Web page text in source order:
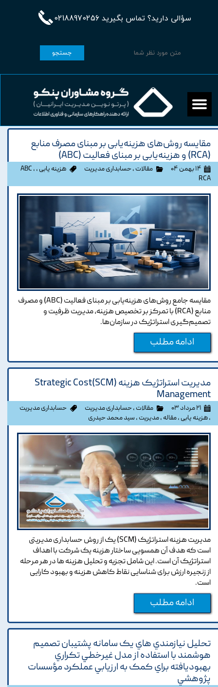
سؤالی دارید؟ تماس بگیرید 02188970256
جستجو
مقایسه روش‌های هزینه‌یابی بر مبنای مصرف منابع
(RCA) و هزینه‌یابی بر مبنای فعالیت (ABC)
۱۴ بهمن ۰۴ مقالات ،حسابداری مدیریت هزینه یابی ، ABC ،
RCA
مقایسه جامع روش‌های هزینه‌یابی بر مبنای فعالیت (ABC) و مصرف
منابع (RCA) با تمرکز بر تخصیص هزینه، مدیریت ظرفیت و
تصمیم‌گیری استراتژیک در سازمان‌ها.
ادامه مطلب
مدیریت استراتژیک هزینه (SCM)Strategic Cost
Management
۲۱ مرداد ۰۳ مقالات ،حسابداری مدیریت
حسابداری مدیریت
،هزینه یابی ،مقاله ،مدیریت ، سید محمد حیدری
مدیریت هزینه استراتژیک (SCM) یک از روش حسابداری مدیریتی
است که هدف آن همسویی ساختار هزینه یک شرکت با اهداف
استراتژیک آن است. این شامل تجزیه و تحلیل هزینه ها در هر مرحله
از زنجیره ارزش برای شناسایی نقاط کاهش هزینه و بهبود کارایی
است.
ادامه مطلب
تحليل نيازمندي هاي يک سامانه پشتيبان تصميم
هوشمند با استفاده از مدل غيرخطي تکراري
بهبوديافته براي کمک به ارزيابي عملکرد مؤسسات
پژوهشي